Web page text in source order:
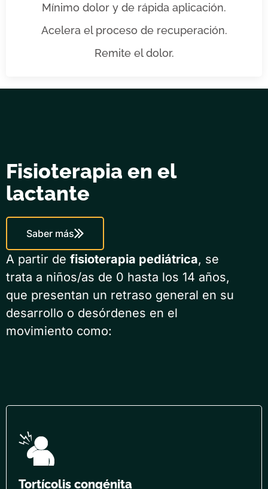
Mínimo dolor y de rápida aplicación.
Acelera el proceso de recuperación.
Remite el dolor.
Fisioterapia en el
lactante
Saber más
A partir de fisioterapia pediátrica, se
trata a niños/as de 0 hasta los 14 años,
que presentan un retraso general en su
desarrollo o desórdenes en el
movimiento como:
Tortícolis congénita